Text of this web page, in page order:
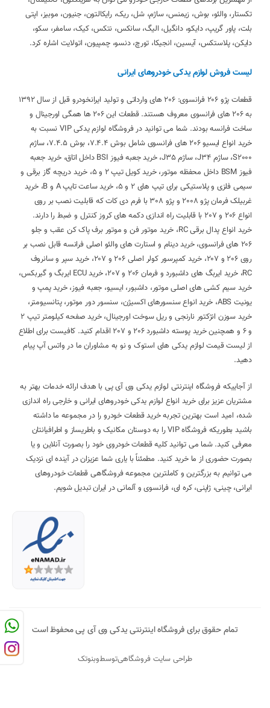
تکستار، والئو، بوش، زیمنس، ساژم، شل، ریک، رایکالتون، جنیون، موبیز، اپتی
بلت، پاور گریپ، دایکو، دانگیل، الیگ، سانکس، نتکس، کیک، سامفر، سکو،
دایکن، پلاستکس، آیسین، انجیکا، تورچ، دنسو، چمپیون، اتولایت اشاره کرد.
لیست فروش لوازم یدکی خودروهای ایرانی
قطعات پژو 206 فرانسوی: 206 های وارداتی و تولید ایرانخودرو قبل از سال 1392
به 206 های فرانسوی معروف هستند. قطعات این 206 ها همگی اورجینال و
ساخت فرانسه بودند. شما می توانید در فروشگاه لوازم یدکی VIP نسبت به
خرید انواع ایسیو 206 های فرانسوی شامل بوش 7.4.4، بوش 7.4.5، ساژم
S2000، ساژم J34، ساژم J35، خرید جعبه فیوز BSI داخل اتاق، خرید جعبه
فیوز BSM داخل محفظه موتور، خرید کویل تیپ 2 و 5، خرید دریچه گاز برقی و
سیمی فلزی و پلاستیکی برای تیپ های 2 و 5، خرید ساعت تایپ A و B، خرید
غربیلک فرمان پژو 2008 و پژو 308 با فرم دی کات که قابلیت نصب بر روی
انواع 206 و 207 با قابلیت راه اندازی دکمه های کروز کنترل و ضبط را دارند.
خرید انواع پدال برقی RC، خرید موتور فن و موتور برف پاک کن عقب و جلو
206 های فرانسوی، خرید دینام و استارت های والئو اصلی فرانسه قابل نصب بر
روی 206 و 207، خرید کمپرسور کولر اصلی 206 و 207، خرید سپر و سانروف
RC، خرید ایربگ های داشبورد و فرمان 206 و 207، خرید ECU ایربگ و گیربکس،
خرید سیم کشی های اصلی موتور، داشبور، ایسیو، جعبه فیوز، خرید پمپ و
یونیت ABS، خرید انواع سنسورهای اکسیژن، سنسور دور موتور، پتانسیومتر،
خرید سوزن انژکتور نارنجی و ریل سوخت اورجینال، خرید صفحه کیلومتر تیپ 2
و 6 و همچنین خرید پوسته داشبورد 206 و 207 اقدام کنید. کافیست برای اطلاع
از لیست قیمت لوازم یدکی های استوک و نو به مشاوران ما در واتس آپ پیام
دهید.
از آجاییکه فروشگاه اینترنتی لوازم یدکی وی آی پی با هدف ارائه خدمات بهتر به
مشتریان عزیز برای خرید انواع لوازم یدکی خودروهای ایرانی و خارجی راه اندازی
شده، امید است بهترین تجربه خرید قطعات خودرو را در مجموعه ما داشته
باشید بطوریکه فروشگاه VIP را به دوستان مکانیک و باطریساز و اطرافیانتان
معرفی کنید. شما می توانید کلیه قطعات خودروی خود را بصورت آنلاین و یا
بصورت حضوری از ما خرید کنید. مطمئناً با یاری شما عزیزان در آینده ای نزدیک
می توانیم به بزرگترین و کاملترین مجموعه فروشگاهی قطعات خودروهای
ایرانی، چینی، ژاپنی، کره ای، فرانسوی و آلمانی در ایران تبدیل شویم.
تمام حقوق برای فروشگاه اینترنتی یدکی وی آی پی محفوظ است
طراحی سایت فروشگاهیتوسطوبنوتک